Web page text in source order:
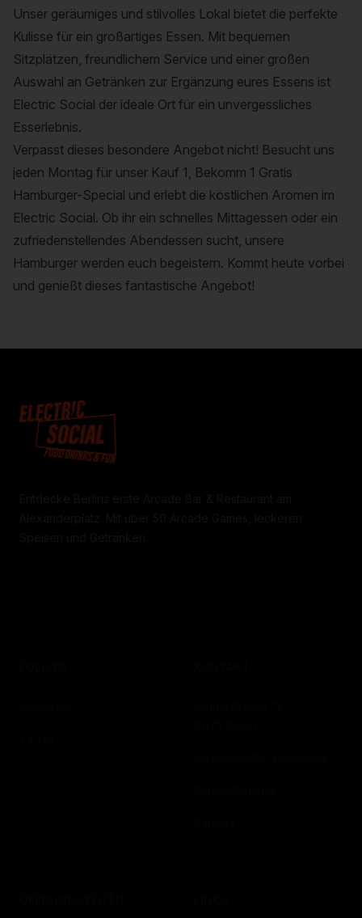
Unser geräumiges und stilvolles Lokal bietet die perfekte
Kulisse für ein großartiges Essen. Mit bequemen
Sitzplätzen, freundlichem Service und einer großen
Auswahl an Getränken zur Ergänzung eures Essens ist
Electric Social der ideale Ort für ein unvergessliches
Esserlebnis.
Verpasst dieses besondere Angebot nicht! Besucht uns
jeden Montag für unser Kauf 1, Bekomm 1 Gratis
Hamburger-Special und erlebt die köstlichen Aromen im
Electric Social. Ob ihr ein schnelles Mittagessen oder ein
zufriedenstellendes Abendessen sucht, unsere
Hamburger werden euch begeistern. Kommt heute vorbei
und genießt dieses fantastische Angebot!